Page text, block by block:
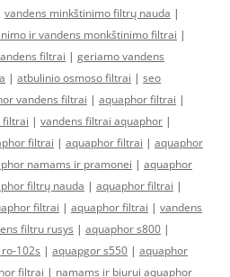
vandens minkštinimo filtrų nauda |
ir vandens monkštinimo filtrai |
filtrai | geriamo vandens
| atbulinio osmoso filtrai | seo
vandens filtrai | aquaphor filtrai |
filtrai | vandens filtrai aquaphor |
filtrai | aquaphor filtrai | aquaphor
namams ir pramonei | aquaphor
filtrų nauda | aquaphor filtrai |
filtrai | aquaphor filtrai | vandens
filtru rusys | aquaphor s800 |
102s | aquapgor s550 | aquaphor
filtrai | namams ir biurui aquaphor